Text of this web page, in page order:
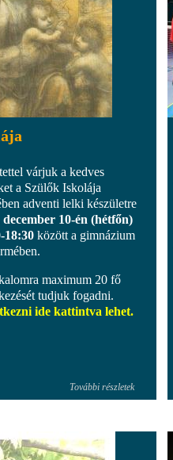
várjuk a kedves
a Szülők Iskolája
adventi lelki készületre
december 10-én (hétfőn)
18:30 között a gimnázium
maximum 20 fő
tudjuk fogadni.
ide kattintva lehet.
További részletek